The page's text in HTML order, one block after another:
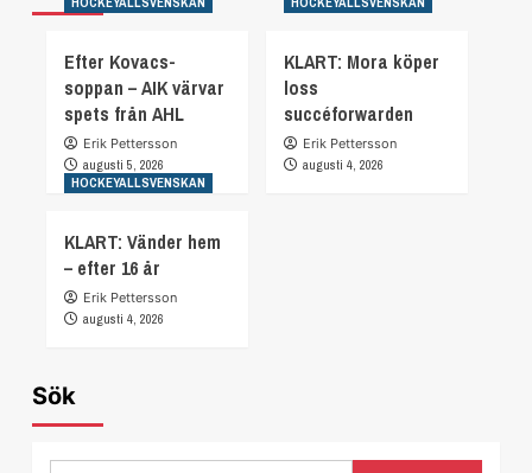
Efter Kovacs-
soppan – AIK värvar
spets från AHL
Erik Pettersson
augusti 5, 2026
KLART: Mora köper
loss
succéforwarden
Erik Pettersson
augusti 4, 2026
HOCKEYALLSVENSKAN
KLART: Vänder hem
– efter 16 år
Erik Pettersson
augusti 4, 2026
Sök